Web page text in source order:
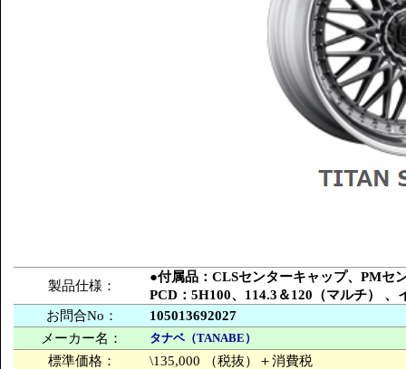
製品仕様：
●付属品：CLSセンターキャップ、PM
PCD：5H100、114.3＆120（マルチ） 、
お問合No：
105013692027
メーカー名：
タナベ（TANABE）
標準価格：
\135,000 （税抜）＋消費税